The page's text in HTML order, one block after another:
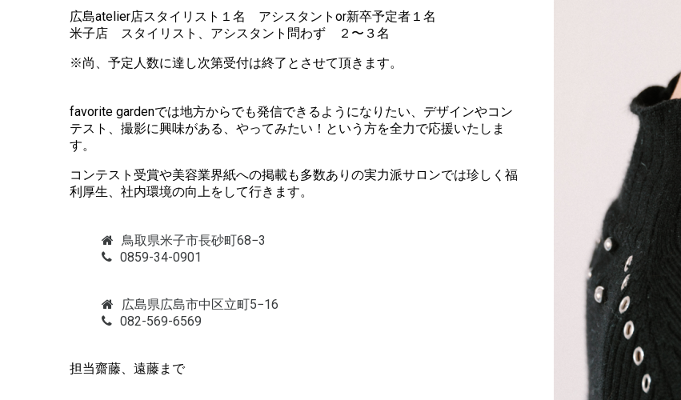
広島atelier店スタイリスト１名 アシスタントor新卒予定者１名
米子店 スタイリスト、アシスタント問わず ２〜３名
※尚、予定人数に達し次第受付は終了とさせて頂きます。
favorite gardenでは地方からでも発信できるようになりたい、デザインやコン
テスト、撮影に興味がある、やってみたい！という方を全力で応援いたしま
す。
コンテスト受賞や美容業界紙への掲載も多数ありの実力派サロンでは珍しく福
利厚生、社内環境の向上をして行きます。
鳥取県米子市長砂町68−3
0859-34-0901
広島県広島市中区立町5−16
082-569-6569
担当齋藤、遠藤まで